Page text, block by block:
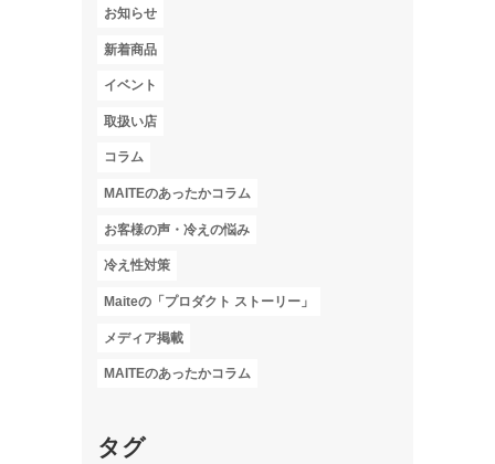
お知らせ
新着商品
イベント
取扱い店
コラム
MAITEのあったかコラム
お客様の声・冷えの悩み
冷え性対策
Maiteの「プロダクト ストーリー」
メディア掲載
MAITEのあったかコラム
タグ